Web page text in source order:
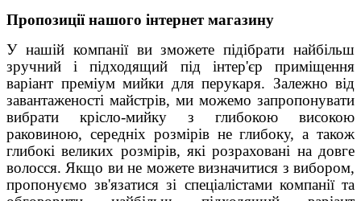
Пропозиції нашого інтернет магазину
У нашій компанії ви зможете підібрати найбільш
зручний і підходящий під інтер'єр приміщення
варіант преміум мийки для перукаря. Залежно від
завантаженості майстрів, ми можемо запропонувати
вибрати крісло-мийку з глибокою високою
раковиною, середніх розмірів не глибоку, а також
глибокі великих розмірів, які розраховані на довге
волосся. Якщо ви не можете визначитися з вибором,
пропонуємо зв'язатися зі спеціалістами компанії та